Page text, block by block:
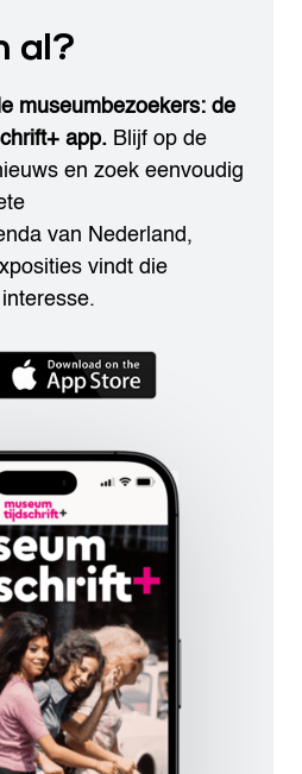
al?
museumbezoekers: de
app. Blijf op de
en zoek eenvoudig
van Nederland,
vindt die